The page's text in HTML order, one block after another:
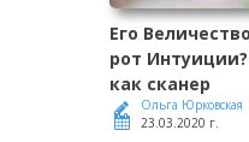
Его
рот
как сканер
Ольга Юрковская
23.03.2020 г.